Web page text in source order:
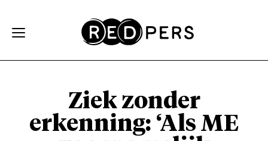
Ziek zonder
erkenning: ‘Als ME